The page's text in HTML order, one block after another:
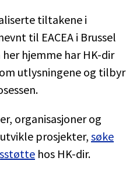
tiltakene i
til EACEA i Brussel
hjemme har HK-dir
utlysningene og tilbyr
organisasjoner og
prosjekter, søke
hos HK-dir.